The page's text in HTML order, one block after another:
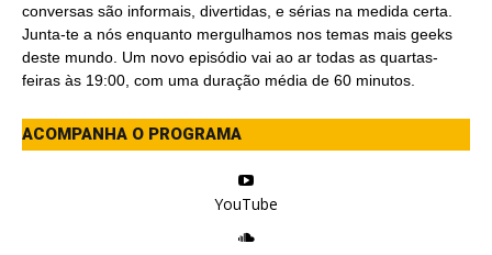
conversas são informais, divertidas, e sérias na medida certa.
Junta-te a nós enquanto mergulhamos nos temas mais geeks
deste mundo. Um novo episódio vai ao ar todas as quartas-
feiras às 19:00, com uma duração média de 60 minutos.
ACOMPANHA O PROGRAMA
YouTube